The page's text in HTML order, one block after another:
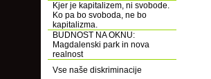
Kjer je kapitalizem, ni svobode.
Ko pa bo svoboda, ne bo
kapitalizma.
BUDNOST NA OKNU:
Magdalenski park in nova
realnost
Vse naše diskriminacije